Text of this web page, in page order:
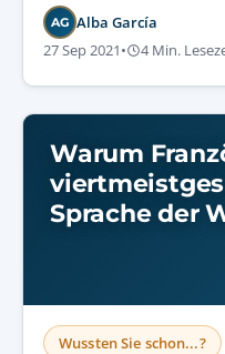
Dokumentationen.
AG Alba García
27 Sep 2021• 4 Min.
Warum
Sprache der
Wussten Sie schon...?